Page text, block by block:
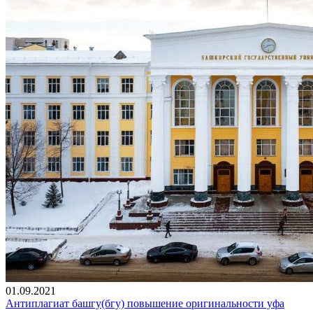
01.09.2021
Антиплагиат башгу(бгу) повышение оригинальности уфа